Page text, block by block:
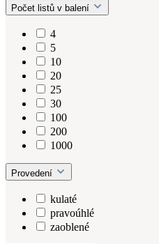
Počet listů v balení
4
5
10
20
25
30
100
200
1000
Provedení
kulaté
pravoúhlé
zaoblené